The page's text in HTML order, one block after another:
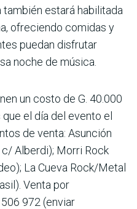
también estará habilitada
ofreciendo comidas y
puedan disfrutar
noche de música.
un costo de G. 40.000
el día del evento el
de venta: Asunción
c/ Alberdi); Morri Rock
La Cueva Rock/Metal
Venta por
972 (enviar